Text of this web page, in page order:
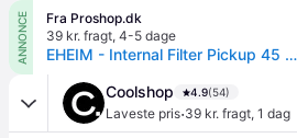
ANNONCE
Fra Proshop.dk
39 kr. fragt, 4-5 dage
EHEIM - Internal Filter Pickup 45 '2006' - (130.2006)
Coolshop 4.9(54)
Laveste pris·39 kr. fragt, 1 dag